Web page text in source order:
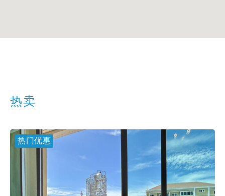
热卖
热门优惠